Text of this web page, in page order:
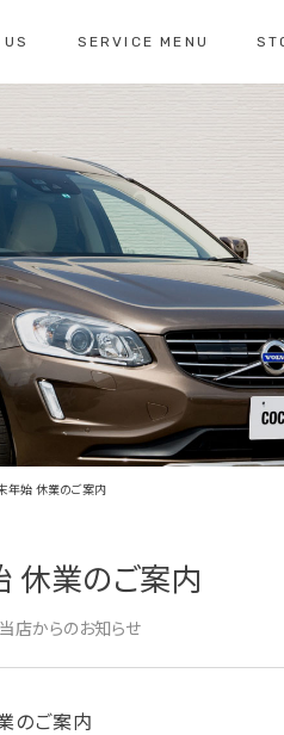
コクスンについて
仕入れの基準
SERVICE MENU
車検のご案内
クラシックカー整備
26-7071
総合お問い合わせ
ラシックカー整備の
お問い合わせ
年始 休業のご案内
休業のご案内
当店からのお知らせ
のご案内